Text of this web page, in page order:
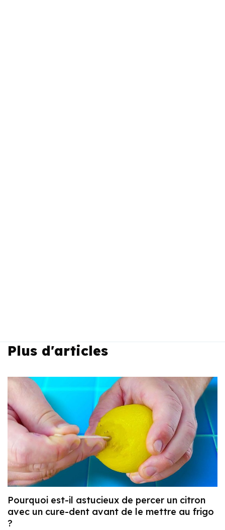
Plus d'articles
Pourquoi est-il astucieux de percer un citron
avec un cure-dent avant de le mettre au frigo
?